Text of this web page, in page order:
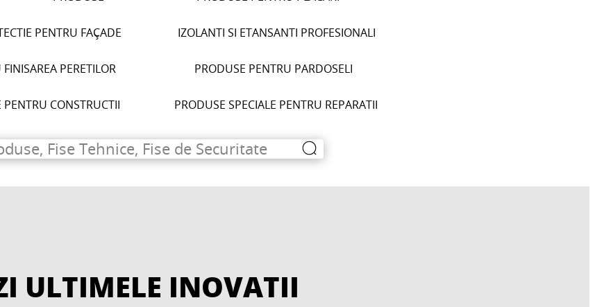
PENTRU FAÇADE IZOLANTI SI ETANSANTI PROFESIONALI
PERETILOR PRODUSE PENTRU PARDOSELI
PENTRU CONSTRUCTII PRODUSE SPECIALE PENTRU REPARATII
ULTIMELE INOVATII